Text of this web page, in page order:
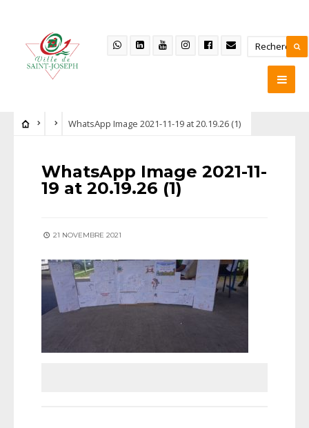
WhatsApp Image 2021-11-19 at 20.19.26 (1)
WhatsApp Image 2021-11-
19 at 20.19.26 (1)
21 NOVEMBRE 2021